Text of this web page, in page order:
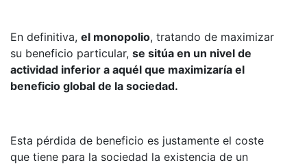
En definitiva, el monopolio, tratando de maximizar
su beneficio particular, se sitúa en un nivel de
actividad inferior a aquél que maximizaría el
beneficio global de la sociedad.
Esta pérdida de beneficio es justamente el coste
que tiene para la sociedad la existencia de un